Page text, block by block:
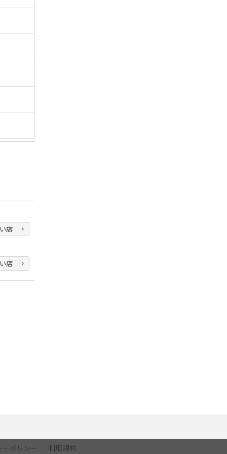
店
店
ーポリシー 利用規約